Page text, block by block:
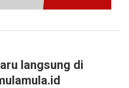
langsung di